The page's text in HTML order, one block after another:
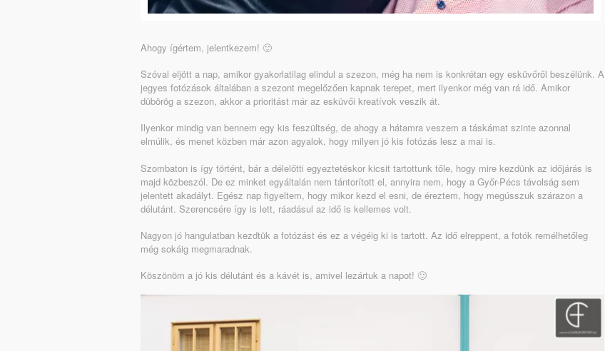
Ahogy ígértem, jelentkezem! 🙂
Szóval eljött a nap, amikor gyakorlatilag elindul a szezon, még ha nem is konkrétan egy esküvőről beszélünk. A
jegyes fotózások általában a szezont megelőzően kapnak terepet, mert ilyenkor még van rá idő. Amikor
dübörög a szezon, akkor a prioritást már az esküvői kreatívok veszik át.
Ilyenkor mindig van bennem egy kis feszültség, de ahogy a hátamra veszem a táskámat szinte azonnal
elmúlik, és menet közben már azon agyalok, hogy milyen jó kis fotózás lesz a mai is.
Szombaton is így történt, bár a délelőtti egyeztetéskor kicsit tartottunk tőle, hogy mire kezdünk az időjárás is
majd közbeszól. De ez minket egyáltalán nem tántorított el, annyira nem, hogy a Győr-Pécs távolság sem
jelentett akadályt. Egész nap figyeltem, hogy mikor kezd el esni, de éreztem, hogy megússzuk szárazon a
délutánt. Szerencsére így is lett, ráadásul az idő is kellemes volt.
Nagyon jó hangulatban kezdtük a fotózást és ez a végéig ki is tartott. Az idő elreppent, a fotók remélhetőleg
még sokáig megmaradnak.
Köszönöm a jó kis délutánt és a kávét is, amivel lezártuk a napot! 🙂